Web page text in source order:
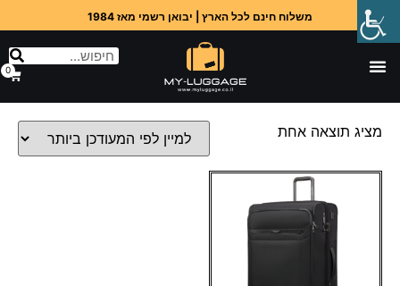
משלוח חינם לכל הארץ | יבואן רשמי מאז 1984
0
מציג תוצאה אחת